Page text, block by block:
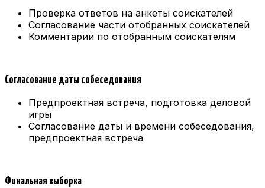
Проверка ответов на анкеты соискателей
Согласование части отобранных соискателей
Комментарии по отобранным соискателям
Согласование даты собеседования
Предпроектная встреча, подготовка деловой
игры
Согласование даты и времени собеседования,
предпроектная встреча
Финальная выборка